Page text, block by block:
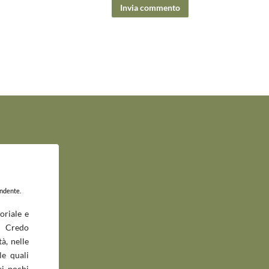
Invia commento
e
Credo
nelle
quali